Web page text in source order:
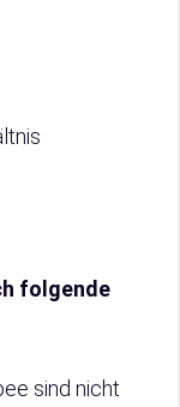
folgende
sind nicht